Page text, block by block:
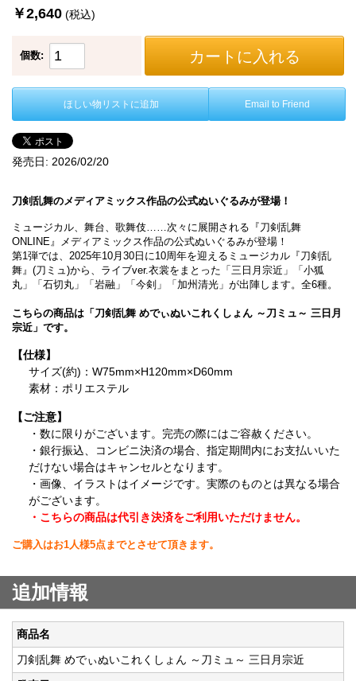
￥2,640 (税込)
個数: カートに入れる
ほしい物リストに追加 Email to Friend
発売日: 2026/02/20
刀剣乱舞のメディアミックス作品の公式ぬいぐるみが登場！
ミュージカル、舞台、歌舞伎……次々に展開される『刀剣乱舞
ONLINE』メディアミックス作品の公式ぬいぐるみが登場！
第1弾では、2025年10月30日に10周年を迎えるミュージカル『刀剣乱
舞』(刀ミュ)から、ライブver.衣裳をまとった「三日月宗近」「小狐
丸」「石切丸」「岩融」「今剣」「加州清光」が出陣します。全6種。
こちらの商品は「刀剣乱舞 めでぃぬいこれくしょん ～刀ミュ～ 三日月
宗近」です。
【仕様】
サイズ(約)：W75mm×H120mm×D60mm
素材：ポリエステル
【ご注意】
・数に限りがございます。完売の際にはご容赦ください。
・銀行振込、コンビニ決済の場合、指定期間内にお支払いいた
だけない場合はキャンセルとなります。
・画像、イラストはイメージです。実際のものとは異なる場合
がございます。
・こちらの商品は代引き決済をご利用いただけません。
ご購入はお1人様5点までとさせて頂きます。
追加情報
商品名
刀剣乱舞 めでぃぬいこれくしょん ～刀ミュ～ 三日月宗近